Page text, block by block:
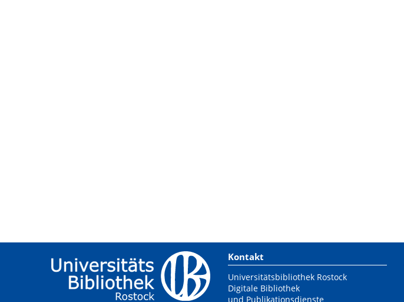
Kontakt
Universitätsbibliothek Rostock
Digitale Bibliothek
und Publikationsdienste